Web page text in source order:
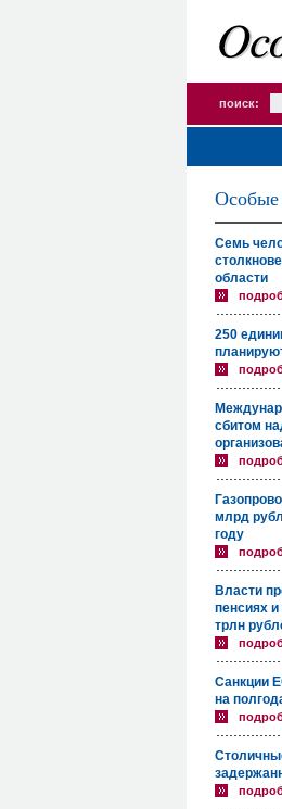
поиск:
Особые
Семь
области
250
сбитом
млрд
году
Власти
пенсиях
трлн
Санкции
на